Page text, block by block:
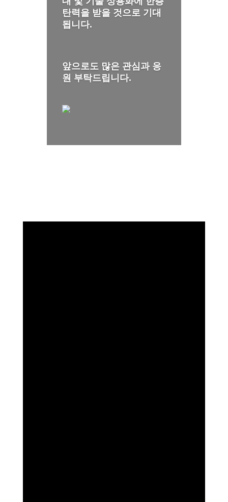
탄력을 받을 것으로 기대
됩니다.
앞으로도 많은 관심과 응
원 부탁드립니다.